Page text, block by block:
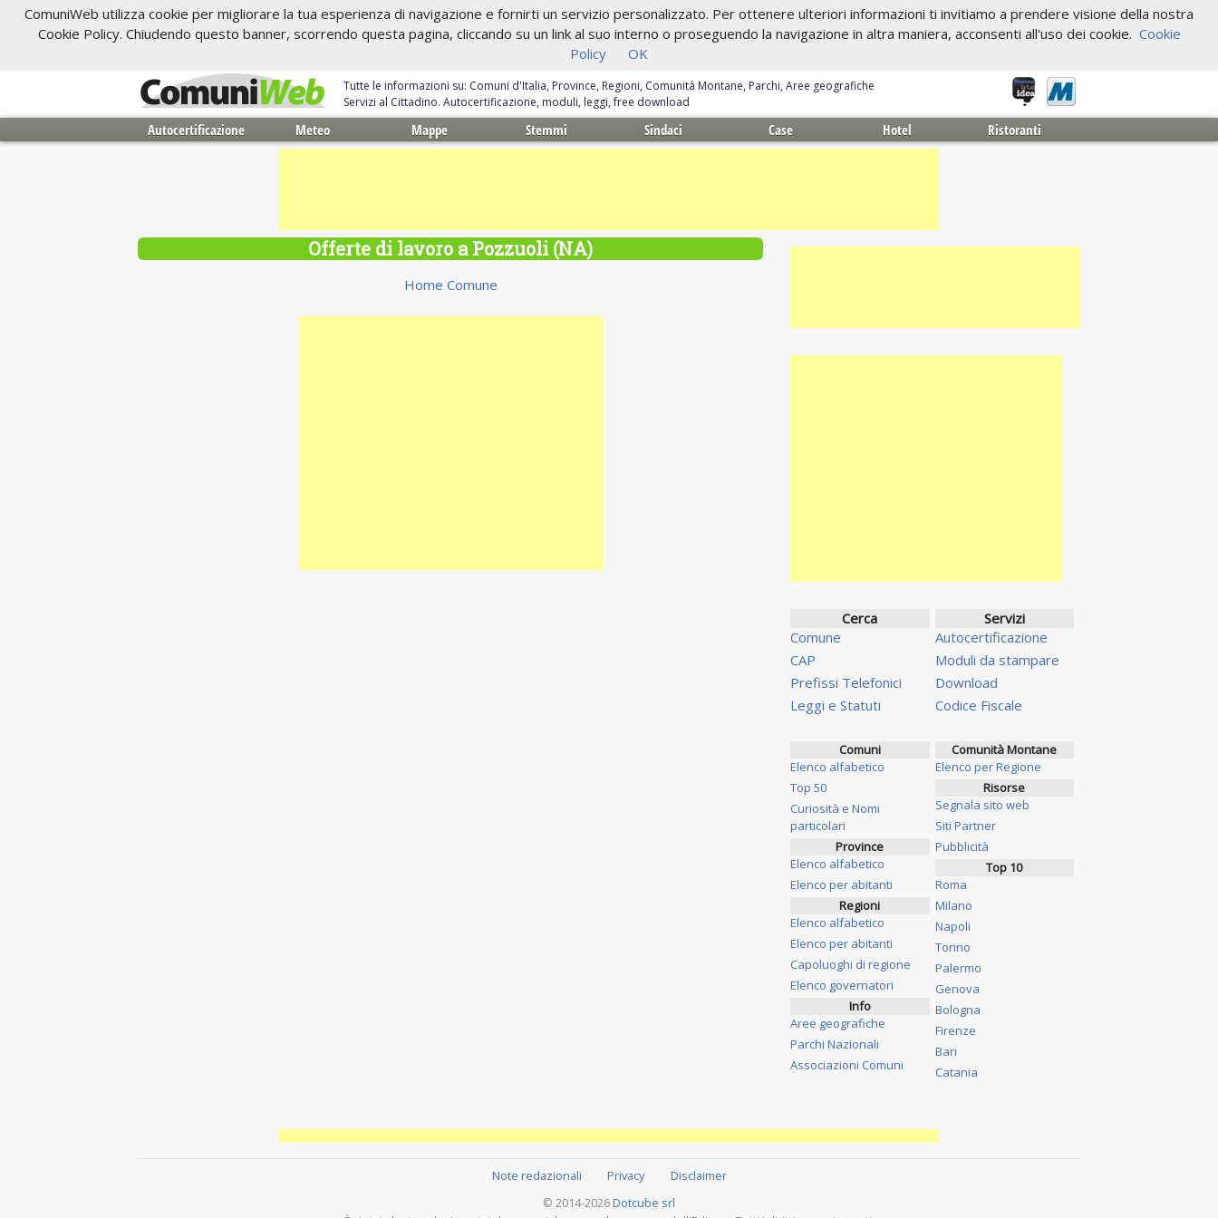
ComuniWeb utilizza cookie per migliorare la tua esperienza di navigazione e fornirti un servizio personalizzato. Per ottenere ulteriori informazioni ti invitiamo a prendere visione della nostra
Cookie Policy. Chiudendo questo banner, scorrendo questa pagina, cliccando su un link al suo interno o proseguendo la navigazione in altra maniera, acconsenti all'uso dei cookie. Cookie
Policy
OK
Tutte le informazioni su: Comuni d'Italia, Province, Regioni, Comunità Montane, Parchi, Aree geografiche
Servizi al Cittadino. Autocertificazione, moduli, leggi, free download
Autocertificazione Meteo Mappe Stemmi Sindaci Case Hotel Ristoranti
Offerte di lavoro a Pozzuoli (NA)
Home Comune
Cerca
Comune
CAP
Prefissi Telefonici
Leggi e Statuti
Servizi
Autocertificazione
Moduli da stampare
Download
Codice Fiscale
Comuni
Elenco alfabetico
Top 50
Curiosità e Nomi
particolari
Province
Elenco alfabetico
Elenco per abitanti
Regioni
Elenco alfabetico
Elenco per abitanti
Capoluoghi di regione
Elenco governatori
Info
Aree geografiche
Parchi Nazionali
Associazioni Comuni
Comunità Montane
Elenco per Regione
Risorse
Segnala sito web
Siti Partner
Pubblicità
Top 10
Roma
Milano
Napoli
Torino
Palermo
Genova
Bologna
Firenze
Bari
Catania
Note redazionali Privacy
Disclaimer
© 2014-2026 Dotcube srl